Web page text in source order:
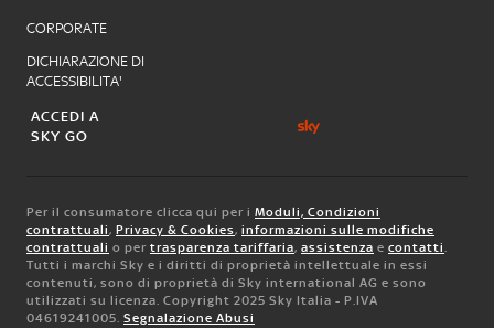
CORPORATE
DICHIARAZIONE DI
ACCESSIBILITA'
ACCEDI A
SKY GO
Per il consumatore clicca qui per i Moduli, Condizioni
contrattuali, Privacy & Cookies, informazioni sulle modifiche
contrattuali o per trasparenza tariffaria, assistenza e contatti.
Tutti i marchi Sky e i diritti di proprietà intellettuale in essi
contenuti, sono di proprietà di Sky international AG e sono
utilizzati su licenza. Copyright 2025 Sky Italia - P.IVA
04619241005. Segnalazione Abusi